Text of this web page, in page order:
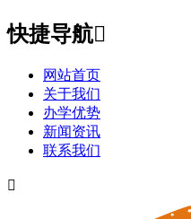
快捷导航
网站首页
关于我们
办学优势
新闻资讯
联系我们
